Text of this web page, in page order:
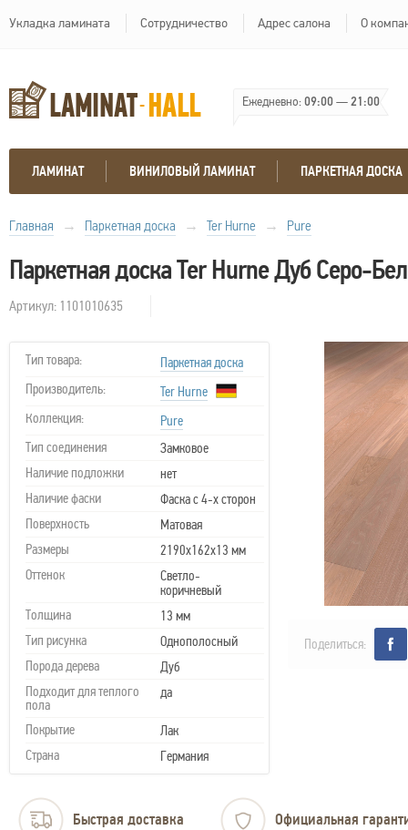
Укладка ламината Сотрудничество Адрес салона О
Ежедневно:09:00—21:00
ЛАМИНАТ ВИНИЛОВЫЙ ЛАМИНАТ ПАРКЕТНАЯ ДОСКА
Главная → Паркетная доска → Ter Hurne → Pure
Паркетная доска Ter Hurne Дуб Серо-
Артикул: 1101010635
Тип товара:
Паркетная доска
Производитель:
Ter Hurne
Коллекция:
Pure
Тип соединения
Замковое
Наличие подложки
нет
Наличие фаски
Фаска с 4-х сторон
Поверхность
Матовая
Размеры
2190х162х13 мм
Оттенок
Светло-
коричневый
Толщина
13 мм
Тип рисунка
Однополосный
Порода дерева
Дуб
Подходит для теплого
пола
да
Покрытие
Лак
Страна
Германия
Поделиться:
Быстрая доставка Официальная